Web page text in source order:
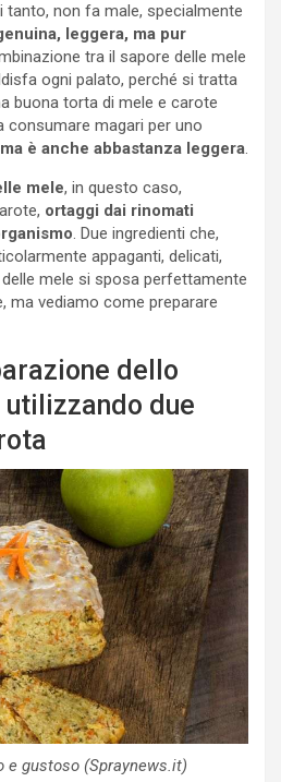
tanto, non fa male, specialmente
leggera, ma pur
tra il sapore delle mele
ogni palato, perché si tratta
buona torta di mele e carote
consumare magari per uno
ma è anche abbastanza leggera.
mele, in questo caso,
ortaggi dai rinomati
. Due ingredienti che,
appaganti, delicati,
mele si sposa perfettamente
ma vediamo come preparare
dello
due
e gustoso (Spraynews.it)